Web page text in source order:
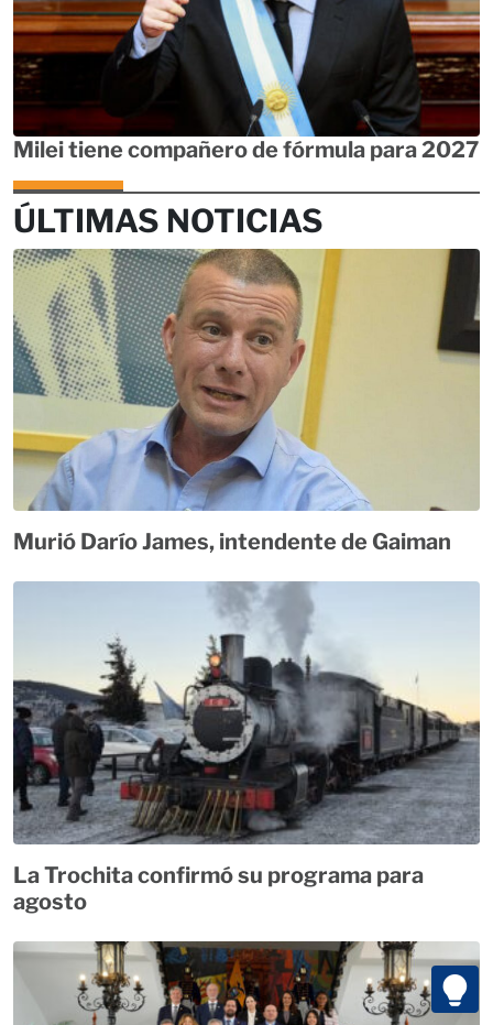
Milei tiene compañero de fórmula para 2027
ÚLTIMAS NOTICIAS
Murió Darío James, intendente de Gaiman
La Trochita confirmó su programa para
agosto